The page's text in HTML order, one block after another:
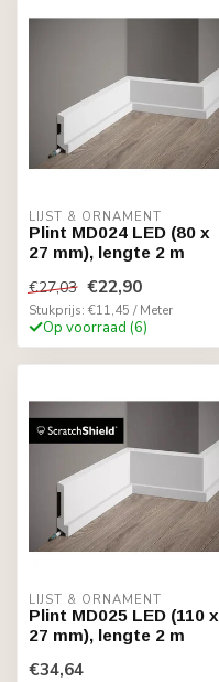
LIJST & ORNAMENT
Plint MD024 LED (80 x
27 mm), lengte 2 m
€27,03 €22,90
Stukprijs: €11,45 / Meter
Op voorraad (6)
LIJST & ORNAMENT
Plint MD025 LED (110 x
27 mm), lengte 2 m
€34,64